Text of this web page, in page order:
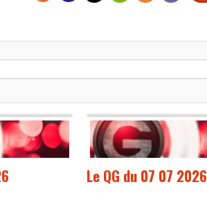
Le QG du 07 07 2026